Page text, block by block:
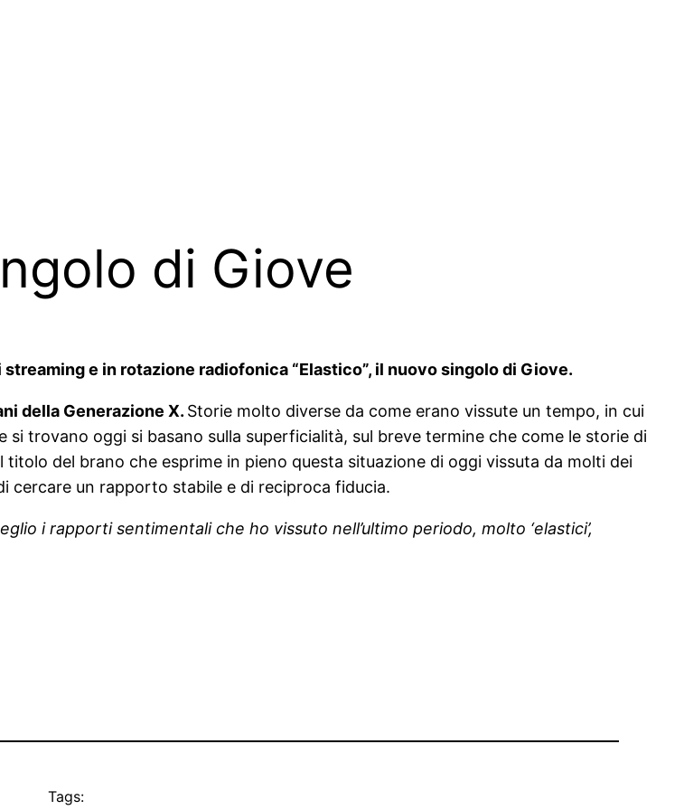
di Giove
e in rotazione radiofonica “Elastico”, il nuovo singolo di Giove.
della Generazione X. Storie molto diverse da come erano vissute un tempo, in cui
trovano oggi si basano sulla superficialità, sul breve termine che come le storie di
del brano che esprime in pieno questa situazione di oggi vissuta da molti dei
cercare un rapporto stabile e di reciproca fiducia.
i rapporti sentimentali che ho vissuto nell’ultimo periodo, molto ‘elastici’,
Tags: